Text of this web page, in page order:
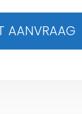
AANVRAAG